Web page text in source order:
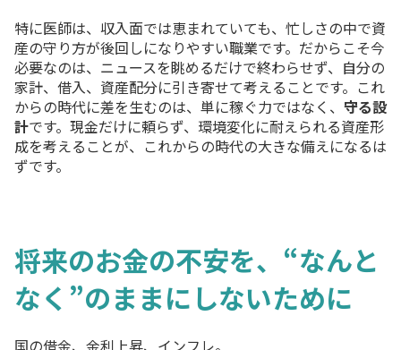
特に医師は、収入面では恵まれていても、忙しさの中で資
産の守り方が後回しになりやすい職業です。だからこそ今
必要なのは、ニュースを眺めるだけで終わらせず、自分の
家計、借入、資産配分に引き寄せて考えることです。これ
からの時代に差を生むのは、単に稼ぐ力ではなく、 守る設
計です。現金だけに頼らず、環境変化に耐えられる資産形
成を考えることが、これからの時代の大きな備えになるは
ずです。
将来のお金の不安を、“なんと
なく”のままにしないために